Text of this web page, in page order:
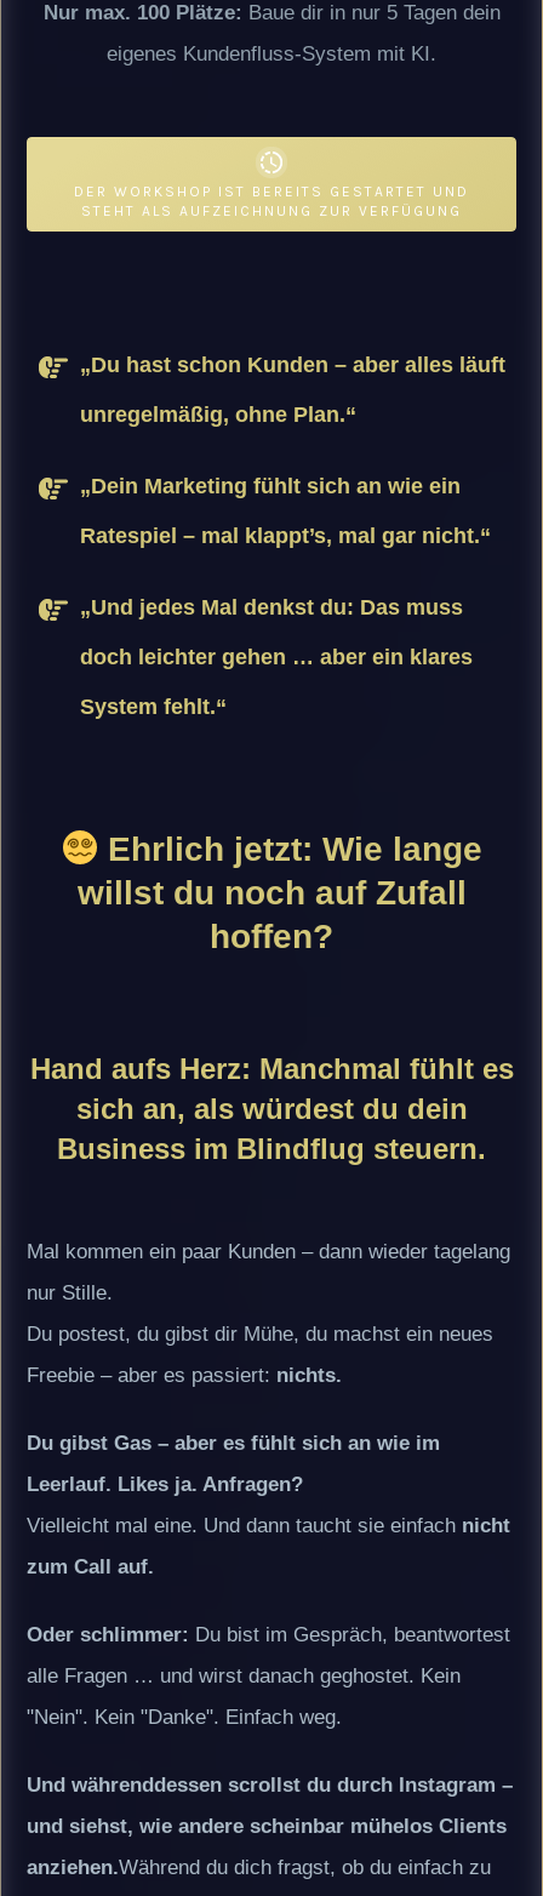
Nur max. 100Plätze: Baue dir in nur 5 Tagen dein
eigenes Kundenfluss-System mit KI.
DER WORKSHOP IST BEREITS GESTARTET UND
STEHT ALS AUFZEICHNUNG ZUR VERFÜGUNG
„Du hast schon Kunden – aber alles läuft
unregelmäßig, ohne Plan.“
„Dein Marketing fühlt sich an wie ein
Ratespiel – mal klappt’s, mal gar nicht.“
„Und jedes Mal denkst du: Das muss
doch leichter gehen … aber ein klares
System fehlt.“
Ehrlich jetzt: Wie lange
willst du noch auf Zufall
hoffen?
Hand aufs Herz: Manchmal fühlt es
sich an, als würdest du dein
Business im Blindflug steuern.
Mal kommen ein paar Kunden – dann wieder tagelang
nur Stille.
Du postest, du gibst dir Mühe, du machst ein neues
Freebie – aber es passiert: nichts.
Du gibst Gas – aber es fühlt sich an wie im
Leerlauf. Likes ja. Anfragen?
Vielleicht mal eine. Und dann taucht sie einfach nicht
zum Call auf.
Oder schlimmer: Du bist im Gespräch, beantwortest
alle Fragen … und wirst danach geghostet. Kein
"Nein". Kein "Danke". Einfach weg.
Und währenddessen scrollst du durch Instagram –
und siehst, wie andere scheinbar mühelos Clients
anziehen.Während du dich fragst, ob du einfach zu